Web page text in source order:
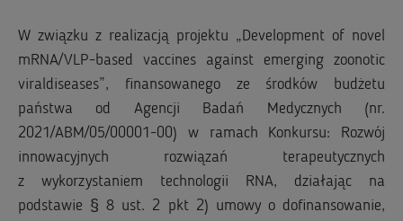
W związku z realizacją projektu „Development of novel
mRNA/VLP-based vaccines against emerging zoonotic
viraldiseases”, finansowanego ze środków budżetu
państwa od Agencji Badań Medycznych (nr.
2021/ABM/05/00001-00) w ramach Konkursu: Rozwój
innowacyjnych rozwiązań terapeutycznych
z wykorzystaniem technologii RNA, działając na
podstawie § 8 ust. 2 pkt 2) umowy o dofinansowanie,